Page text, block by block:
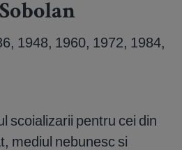
1948, 1960, 1972, 1984,
scoializarii pentru cei din
mediul nebunesc si